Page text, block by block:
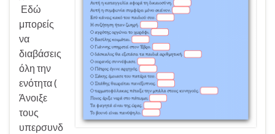
Εδώ
μπορείς
να
διαβάσεις
όλη την
ενότητα (
Άνοιξε
τους
υπερσυνδ